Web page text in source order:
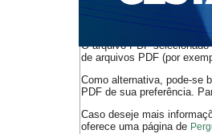
Capa Rocha
O arquivo PDF
de arquivos PDF (por
Como alternativa, pode-se
PDF de sua preferência.
Caso deseje mais
oferece uma página de